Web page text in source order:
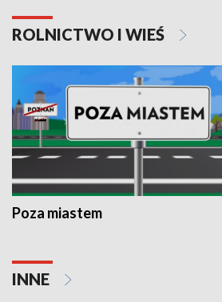
ROLNICTWO I WIEŚ
Poza miastem
INNE